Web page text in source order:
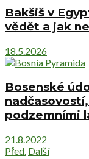
Bakšiš v
vědět a jak
18.5.2026
Bosenské
podzemními
21.8.2022
Před. Další